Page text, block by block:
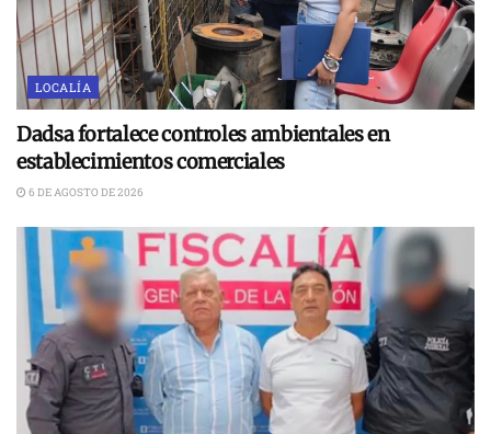
LOCALÍA
Dadsa fortalece controles ambientales en
establecimientos comerciales
6 DE AGOSTO DE 2026